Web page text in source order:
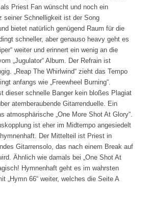
Priest Fan wünscht und noch ein
seiner Schnelligkeit ist der Song
bietet natürlich genügend Raum für die
schneller, aber genauso heavy geht es
weiter und erinnert ein wenig an die
„Jugulator“ Album. Der Refrain ist
„Reap The Whirlwind“ zieht das Tempo
anfangs wie „Freewheel Burning“.
dieser schnelle Banger kein bloßes Plagiat
atemberaubende Gitarrenduelle. Ein
atmosphärische „One More Shot At Glory“.
ist eher im Midtempo angesiedelt
Der Mittelteil ist Priest in
Gitarrensolo, das nach einem Break auf
Ähnlich wie damals bei „One Shot At
Hymnenhaft geht es im wahrsten
„Hymn 66“ weiter, welches die Seite A